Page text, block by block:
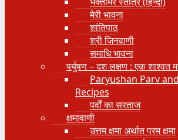
मेरी भावना
शांतिपाठ
श्री जिनवाणी
समाधि भावना
पर्युषण – दश लक्षण : एक शाश्वत
Paryushan Parv
Recipes
पर्वों का सरताज
क्षमावाणी
उत्तम क्षमा अर्थात परम क्षमा